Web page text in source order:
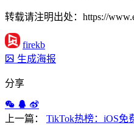
转载请注明出处：https://
firekb
生成海报
分享
上一篇： TikTok热榜：iOS免